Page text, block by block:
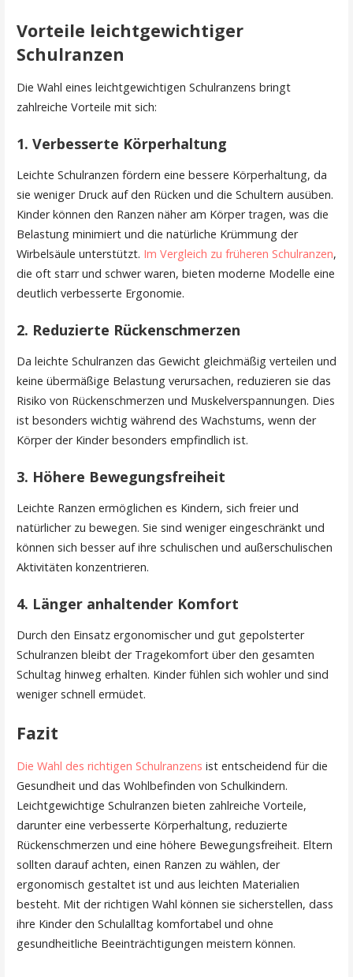
Vorteile leichtgewichtiger
Schulranzen
Die Wahl eines leichtgewichtigen Schulranzens bringt
zahlreiche Vorteile mit sich:
1. Verbesserte Körperhaltung
Leichte Schulranzen fördern eine bessere Körperhaltung, da
sie weniger Druck auf den Rücken und die Schultern ausüben.
Kinder können den Ranzen näher am Körper tragen, was die
Belastung minimiert und die natürliche Krümmung der
Wirbelsäule unterstützt. Im Vergleich zu früheren Schulranzen,
die oft starr und schwer waren, bieten moderne Modelle eine
deutlich verbesserte Ergonomie.
2. Reduzierte Rückenschmerzen
Da leichte Schulranzen das Gewicht gleichmäßig verteilen und
keine übermäßige Belastung verursachen, reduzieren sie das
Risiko von Rückenschmerzen und Muskelverspannungen. Dies
ist besonders wichtig während des Wachstums, wenn der
Körper der Kinder besonders empfindlich ist.
3. Höhere Bewegungsfreiheit
Leichte Ranzen ermöglichen es Kindern, sich freier und
natürlicher zu bewegen. Sie sind weniger eingeschränkt und
können sich besser auf ihre schulischen und außerschulischen
Aktivitäten konzentrieren.
4. Länger anhaltender Komfort
Durch den Einsatz ergonomischer und gut gepolsterter
Schulranzen bleibt der Tragekomfort über den gesamten
Schultag hinweg erhalten. Kinder fühlen sich wohler und sind
weniger schnell ermüdet.
Fazit
Die Wahl des richtigen Schulranzens ist entscheidend für die
Gesundheit und das Wohlbefinden von Schulkindern.
Leichtgewichtige Schulranzen bieten zahlreiche Vorteile,
darunter eine verbesserte Körperhaltung, reduzierte
Rückenschmerzen und eine höhere Bewegungsfreiheit. Eltern
sollten darauf achten, einen Ranzen zu wählen, der
ergonomisch gestaltet ist und aus leichten Materialien
besteht. Mit der richtigen Wahl können sie sicherstellen, dass
ihre Kinder den Schulalltag komfortabel und ohne
gesundheitliche Beeinträchtigungen meistern können.